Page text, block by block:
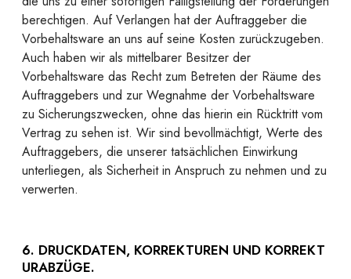
berechtigen. Auf Verlangen hat der Auftraggeber die
Vorbehaltsware an uns auf seine Kosten zurückzugeben.
Auch haben wir als mittelbarer Besitzer der
Vorbehaltsware das Recht zum Betreten der Räume des
Auftraggebers und zur Wegnahme der Vorbehaltsware
zu Sicherungszwecken, ohne das hierin ein Rücktritt vom
Vertrag zu sehen ist. Wir sind bevollmächtigt, Werte des
Auftraggebers, die unserer tatsächlichen Einwirkung
unterliegen, als Sicherheit in Anspruch zu nehmen und zu
verwerten.
6. DRUCKDATEN, KORREKTUREN UND KORREKT
URABZÜGE.